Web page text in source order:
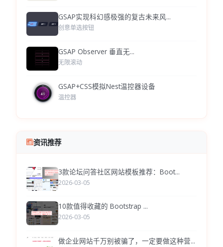
GSAP实现科幻感极强的复古未来风...
创意单选按钮
GSAP Observer 垂直无...
无限滚动
GSAP+CSS模拟Nest温控器设备
温控器
资讯推荐
3款论坛问答社区网站模板推荐：Boot...
2026-03-05
10款值得收藏的 Bootstrap ...
2026-03-05
做企业网站千万别被骗了，一定要做这种营...